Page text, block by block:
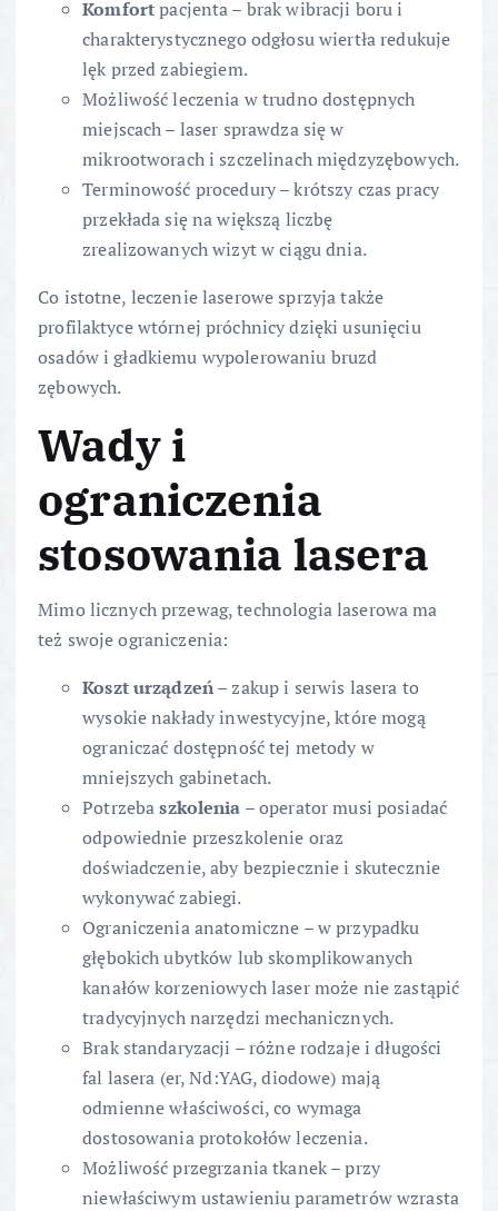
Komfortpacjenta – brak wibracji boru i
charakterystycznego odgłosu wiertła redukuje
lęk przed zabiegiem.
Możliwość leczenia w trudno dostępnych
miejscach – laser sprawdza się w
mikrootworach i szczelinach międzyzębowych.
Terminowość procedury – krótszy czas pracy
przekłada się na większą liczbę
zrealizowanych wizyt w ciągu dnia.
Co istotne, leczenie laserowe sprzyja także
profilaktyce wtórnej próchnicy dzięki usunięciu
osadów i gładkiemu wypolerowaniu bruzd
zębowych.
Wady i
ograniczenia
stosowania lasera
Mimo licznych przewag, technologia laserowa ma
też swoje ograniczenia:
Koszt urządzeń– zakup i serwis lasera to
wysokie nakłady inwestycyjne, które mogą
ograniczać dostępność tej metody w
mniejszych gabinetach.
Potrzebaszkolenia – operator musi posiadać
odpowiednie przeszkolenie oraz
doświadczenie, aby bezpiecznie i skutecznie
wykonywać zabiegi.
Ograniczenia anatomiczne – w przypadku
głębokich ubytków lub skomplikowanych
kanałów korzeniowych laser może nie zastąpić
tradycyjnych narzędzi mechanicznych.
Brak standaryzacji – różne rodzaje i długości
fal lasera (er, Nd:YAG, diodowe) mają
odmienne właściwości, co wymaga
dostosowania protokołów leczenia.
Możliwość przegrzania tkanek – przy
niewłaściwym ustawieniu parametrów wzrasta